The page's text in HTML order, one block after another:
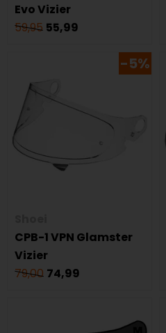
Evo Vizier
59,95 55,99
-5%
CPB-1 VPN Glamster
Vizier
79,00 74,99